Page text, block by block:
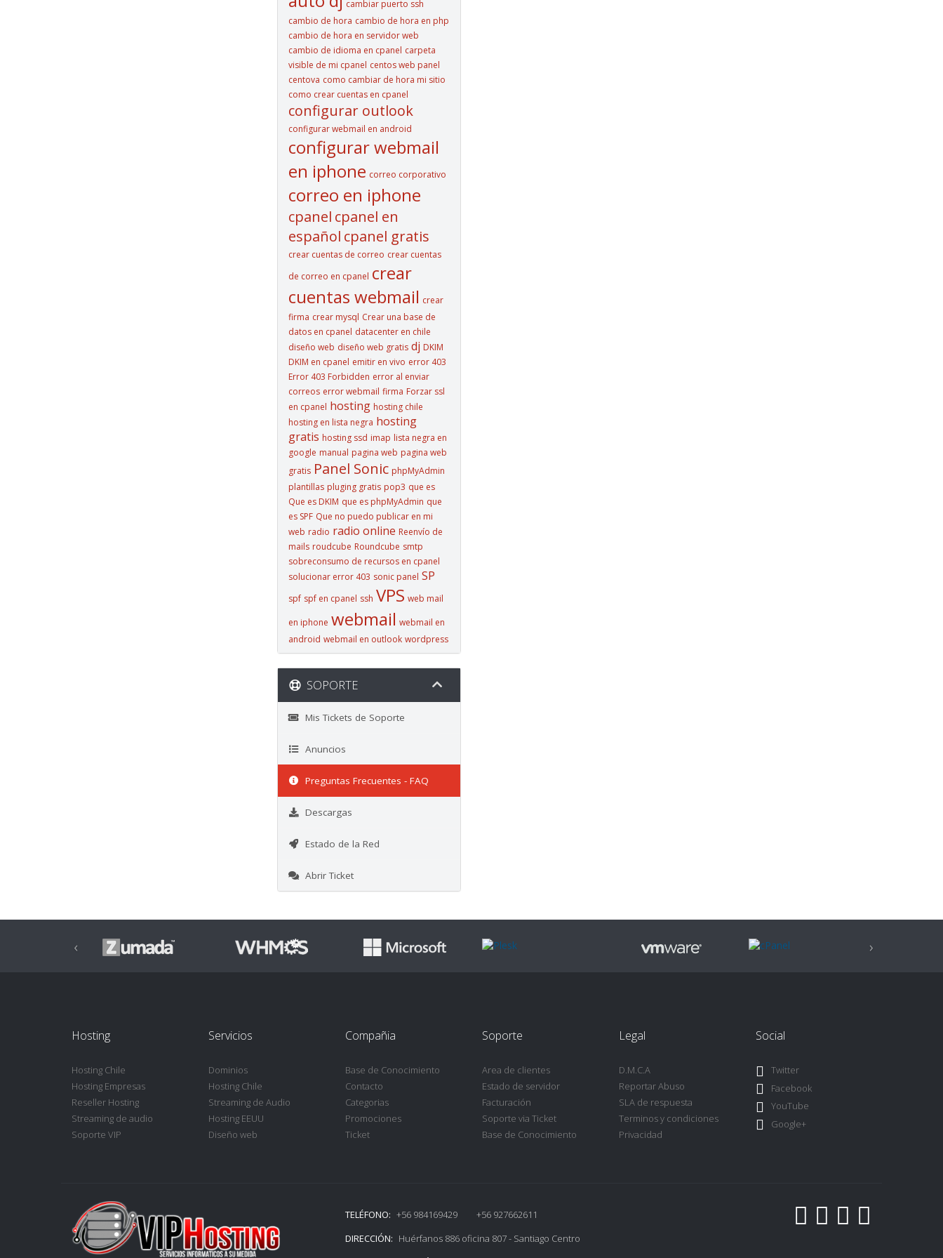
cambiar puerto ssh
cambio de hora cambio de hora en php
cambio de hora en servidor web
cambio de idioma en cpanel carpeta
visible de mi cpanel centos web panel
centova como cambiar de hora mi sitio
como crear cuentas en cpanel
configurar outlook
configurar webmail en android
configurar webmail
en iphone correo corporativo
correo en iphone
cpanel cpanel en
español cpanel gratis
crear cuentas de correo crear cuentas
de correo en cpanel crear
cuentas webmail crear
firma crear mysql Crear una base de
datos en cpanel datacenter en chile
diseño web diseño web gratis dj DKIM
DKIM en cpanel emitir en vivo error 403
Error 403 Forbidden error al enviar
correos error webmail firma Forzar ssl
en cpanel hosting hosting chile
hosting en lista negra hosting
gratis hosting ssd imap lista negra en
google manual pagina web pagina web
gratis Panel Sonic phpMyAdmin
plantillas pluging gratis pop3 que es
Que es DKIM que es phpMyAdmin que
es SPF Que no puedo publicar en mi
web radio radio online Reenvío de
mails roudcube Roundcube smtp
sobreconsumo de recursos en cpanel
solucionar error 403 sonic panel SP
spf spf en cpanel ssh VPS web mail
en iphone webmail webmail en
android webmail en outlook wordpress
SOPORTE
Mis Tickets de Soporte
Anuncios
Preguntas Frecuentes - FAQ
Descargas
Estado de la Red
Abrir Ticket
‹ ›
Hosting
Hosting Chile
Hosting Empresas
Reseller Hosting
Streaming de audio
Soporte VIP
Servicios
Dominios
Hosting Chile
Streaming de Audio
Hosting EEUU
Diseño web
Compañia
Base de Conocimiento
Contacto
Categorias
Promociones
Ticket
Soporte
Area de clientes
Estado de servidor
Facturación
Soporte via Ticket
Base de Conocimiento
Legal
D.M.C.A
Reportar Abuso
SLA de respuesta
Terminos y condiciones
Privacidad
Social
Twitter
Facebook
YouTube
Google+
TELÉFONO: +56 984169429 +56 927662611
DIRECCIÓN: Huérfanos 886 oficina 807 - Santiago Centro